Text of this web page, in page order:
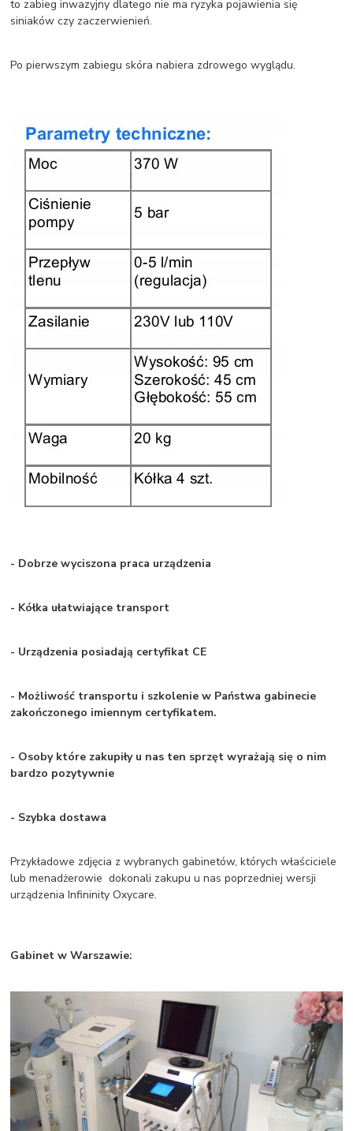
to zabieg inwazyjny dlatego nie ma ryzyka pojawienia się
siniaków czy zaczerwienień.
Po pierwszym zabiegu skóra nabiera zdrowego wyglądu.
- Dobrze wyciszona praca urządzenia
- Kółka ułatwiające transport
- Urządzenia posiadają certyfikat CE
- Możliwość transportu i szkolenie w Państwa gabinecie
zakończonego imiennym certyfikatem.
- Osoby które zakupiły u nas ten sprzęt wyrażają się o nim
bardzo pozytywnie
- Szybka dostawa
Przykładowe zdjęcia z wybranych gabinetów, których właściciele
lub menadżerowie dokonali zakupu u nas poprzedniej wersji
urządzenia Infininity Oxycare.
Gabinet w Warszawie: